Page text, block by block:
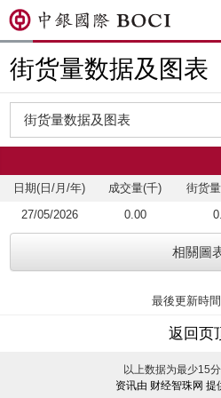
街货量数据及图表
日期(日/月/年) 成交量(千) 街货
27/05/2026
0.00
相關圖
最後更新時
返回页
以上数据为最少15
资讯由 财经智珠网 提